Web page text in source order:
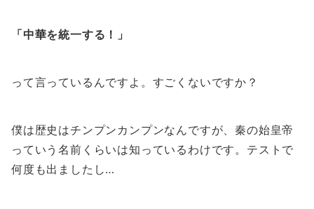
「中華を統一する！」
って言っているんですよ。すごくないですか？
僕は歴史はチンプンカンプンなんですが、秦の始皇帝
っていう名前くらいは知っているわけです。テストで
何度も出ましたし…